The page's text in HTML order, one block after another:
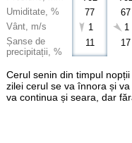
Umiditate, %
Vânt, m/s
Șanse de
precipitații, %
77
1
11
67
1
17
Cerul senin din timpul
zilei cerul se va înnora și
va continua și seara, dar